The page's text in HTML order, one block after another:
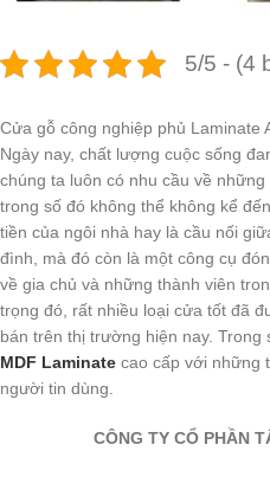
5/5 - (4
Cửa gỗ công nghiệp phủ Laminate
Ngày nay, chất lượng cuộc sống
chúng ta luôn có nhu cầu về
trong số đó không thể không kể
tiền của ngôi nhà hay là cầu nối
đình, mà đó còn là một công cụ
về gia chủ và những thành viên
trọng đó, rất nhiều loại cửa tốt đã
bán trên thị trường hiện nay. Trong
MDF Laminate cao cấp với những
người tin dùng.
CÔNG TY CỔ PHẦN